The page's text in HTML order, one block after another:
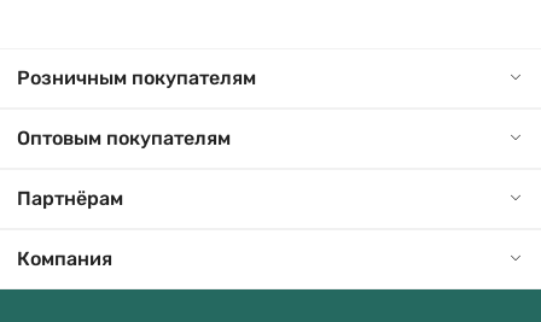
Розничным покупателям
Оптовым покупателям
Партнёрам
Компания